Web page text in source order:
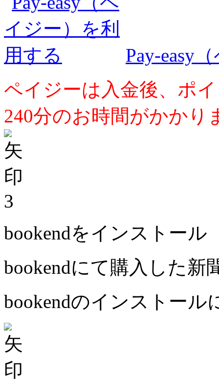
Pay-easy
ペイジーは入金後、ポ
240分のお時間がかかり
3
bookendをインストール
bookendにて購入した新
bookendのインストール